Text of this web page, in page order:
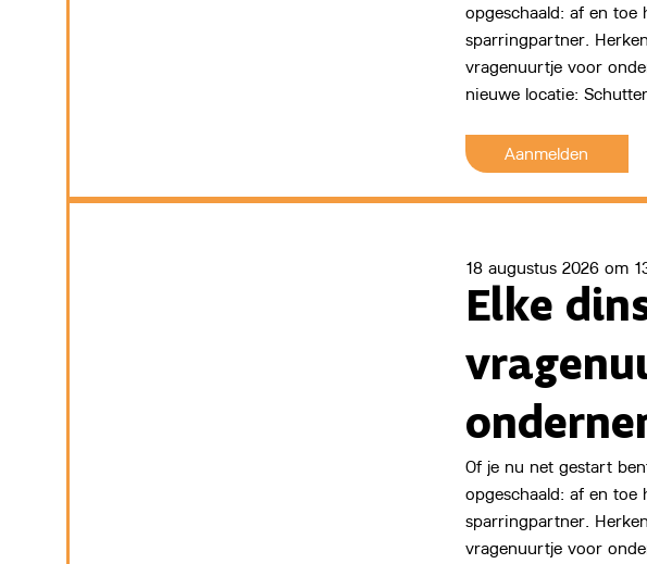
opgeschaald: af en toe
sparringpartner.
vragenuurtje voor
nieuwe locatie:
Aanmelden
18 augustus 2026 om
Elke
Of je nu net gestart
opgeschaald: af en toe
sparringpartner.
vragenuurtje voor